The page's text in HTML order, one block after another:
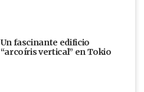
Un fascinante edificio
“arcoíris vertical” en Tokio